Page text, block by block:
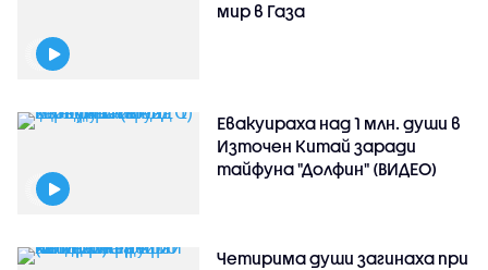
мир в Газа
Евакуираха над 1 млн. души в
Източен Китай заради
тайфуна "Долфин" (ВИДЕО)
Четирима души загинаха при